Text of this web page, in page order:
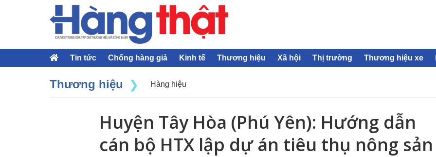
Tin tức Chống hàng giả Kinh tế Thương hiệu Xã hội Thị trường Thương hiệu xe
Thương hiệu Hàng hiệu
Huyện Tây Hòa (Phú Yên): Hướng dẫn
cán bộ HTX lập dự án tiêu thụ nông sản